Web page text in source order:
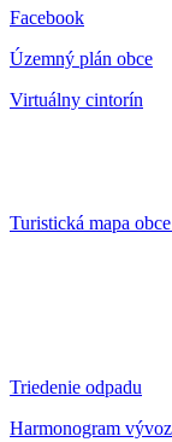
Facebook
Územný plán obce
Virtuálny cintorín
Turistická mapa obce
Triedenie odpadu
Harmonogram